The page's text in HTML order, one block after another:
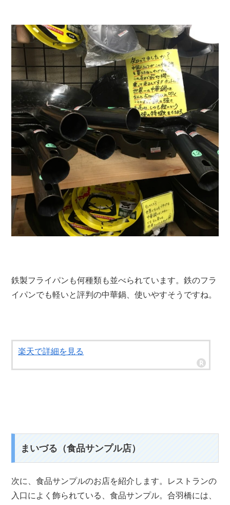
鉄製フライパンも何種類も並べられています。鉄のフラ
イパンでも軽いと評判の中華鍋、使いやすそうですね。
楽天で詳細を見る
まいづる（食品サンプル店）
次に、食品サンプルのお店を紹介します。レストランの
入口によく飾られている、食品サンプル。合羽橋には、